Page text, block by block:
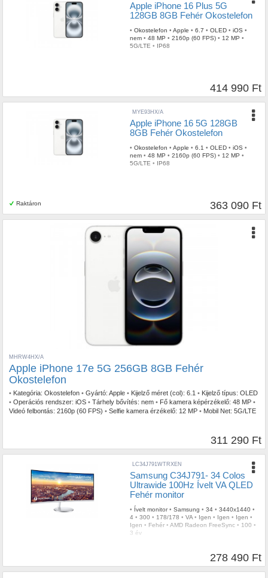
Apple iPhone 16 Plus 5G
128GB 8GB Fehér Okostelefon
• Okostelefon • Apple • 6.7 • OLED • iOS •
nem • 48 MP • 2160p (60 FPS) • 12 MP •
5G/LTE • IP68
414 990 Ft
Raktáron
MYE93HX/A
Apple iPhone 16 5G 128GB
8GB Fehér Okostelefon
• Okostelefon • Apple • 6.1 • OLED • iOS •
nem • 48 MP • 2160p (60 FPS) • 12 MP •
5G/LTE • IP68
363 090 Ft
MHRW4HX/A
Apple iPhone 17e 5G 256GB 8GB Fehér
Okostelefon
• Kategória: Okostelefon • Gyártó: Apple • Kijelző méret (col): 6.1 • Kijelző típus: OLED
• Operációs rendszer: iOS • Tárhely bővítés: nem • Fő kamera képérzékelő: 48 MP •
Videó felbontás: 2160p (60 FPS) • Selfie kamera érzékelő: 12 MP • Mobil Net: 5G/LTE
311 290 Ft
LC34J791WTRXEN
Samsung C34J791- 34 Colos
Ultrawide 100Hz Ívelt VA QLED
Fehér monitor
• Ívelt monitor • Samsung • 34 • 3440x1440 •
4 • 300 • 178/178 • VA • Igen • Igen • Igen •
Igen • Fehér • AMD Radeon FreeSync • 100 •
3 év
278 490 Ft